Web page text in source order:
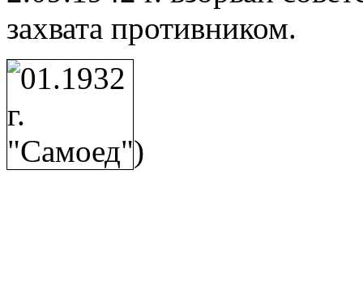
захвата противником.